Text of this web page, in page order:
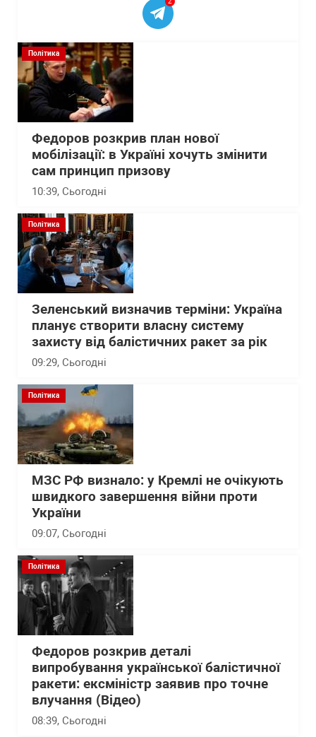
Політика
Федоров розкрив план нової
мобілізації: в Україні хочуть змінити
сам принцип призову
10:39, Сьогодні
Політика
Зеленський визначив терміни: Україна
планує створити власну систему
захисту від балістичних ракет за рік
09:29, Сьогодні
Політика
МЗС РФ визнало: у Кремлі не очікують
швидкого завершення війни проти
України
09:07, Сьогодні
Політика
Федоров розкрив деталі
випробування української балістичної
ракети: ексміністр заявив про точне
влучання (Відео)
08:39, Сьогодні